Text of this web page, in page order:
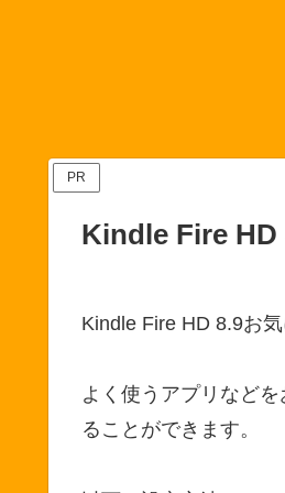
PR
Kindle Fire HD
Kindle Fire HD 8.9お
よく使うアプリなど
ることができます。